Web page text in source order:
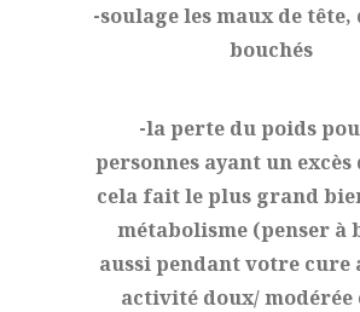
-soulage les maux de tête,
bouchés
-la perte du poids
personnes ayant un excès
cela fait le plus grand
métabolisme (penser à
aussi pendant votre cure
activité doux/ modérée